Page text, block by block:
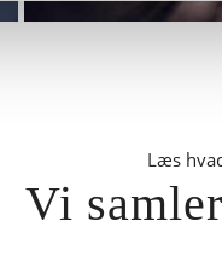
Læs
Vi